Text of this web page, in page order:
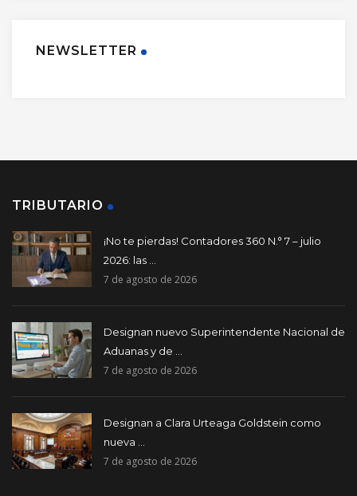
NEWSLETTER
TRIBUTARIO
¡No te pierdas! Contadores 360 N.° 7 – julio
2026: las ...
7 de agosto de 2026
Designan nuevo Superintendente Nacional de
Aduanas y de ...
7 de agosto de 2026
Designan a Clara Urteaga Goldstein como
nueva ...
7 de agosto de 2026